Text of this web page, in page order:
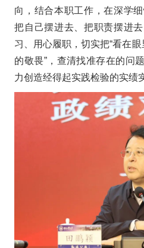
向，结合本职工作，在深学
把自己摆进去、把职责摆进
习、用心履职，切实把“看在
的敬畏”，查清找准存在的问
力创造经得起实践检验的实绩